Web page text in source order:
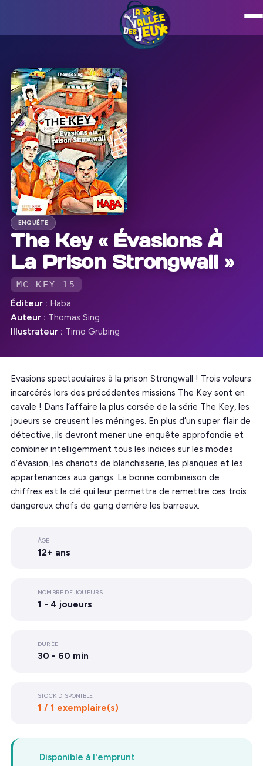
ENQUÊTE
The Key « Évasions À
La Prison Strongwall »
MC-KEY-15
Éditeur : Haba
Auteur : Thomas Sing
Illustrateur : Timo Grubing
Evasions spectaculaires à la prison Strongwall ! Trois voleurs
incarcérés lors des précédentes missions The Key sont en
cavale ! Dans l’affaire la plus corsée de la série The Key, les
joueurs se creusent les méninges. En plus d’un super flair de
détective, ils devront mener une enquête approfondie et
combiner intelligemment tous les indices sur les modes
d’évasion, les chariots de blanchisserie, les planques et les
appartenances aux gangs. La bonne combinaison de
chiffres est la clé qui leur permettra de remettre ces trois
dangereux chefs de gang derrière les barreaux.
ÂGE
12+ ans
NOMBRE DE JOUEURS
1 - 4 joueurs
DURÉE
30 - 60 min
STOCK DISPONIBLE
1 / 1 exemplaire(s)
Disponible à l'emprunt